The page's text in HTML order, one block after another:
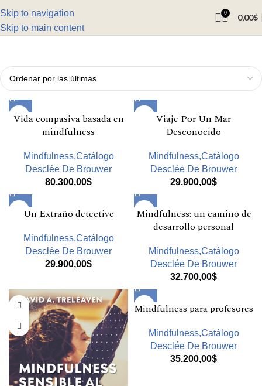
Skip to navigation
Skip to main content
0 0,00$
Vida compasiva basada en
mindfulness
Mindfulness,Catálogo
Desclée De Brouwer
80.300,00$
Viaje Por Un Mar
Desconocido
Mindfulness,Catálogo
Desclée De Brouwer
29.900,00$
Un Extraño detective
Mindfulness,Catálogo
Desclée De Brouwer
29.900,00$
Mindfulness: un camino de
desarrollo personal
Mindfulness,Catálogo
Desclée De Brouwer
32.700,00$
Mindfulness para profesores
Mindfulness,Catálogo
Desclée De Brouwer
35.200,00$